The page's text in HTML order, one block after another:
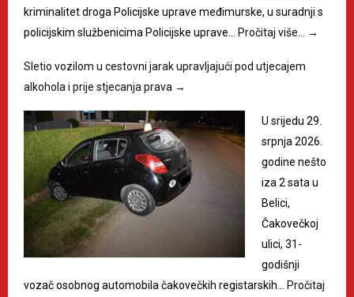
kriminalitet droga Policijske uprave međimurske, u suradnji s
policijskim službenicima Policijske uprave… Pročitaj više… →
Sletio vozilom u cestovni jarak upravljajući pod utjecajem
alkohola i prije stjecanja prava →
U srijedu 29.
srpnja 2026.
godine nešto
iza 2 sata u
Belici,
Čakovečkoj
ulici, 31-
godišnji
vozač osobnog automobila čakovečkih registarskih… Pročitaj